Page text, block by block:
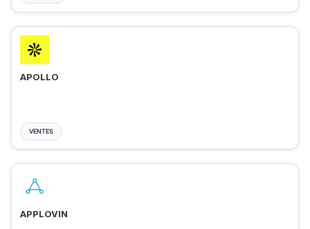
APOLLO
VENTES
APPLOVIN